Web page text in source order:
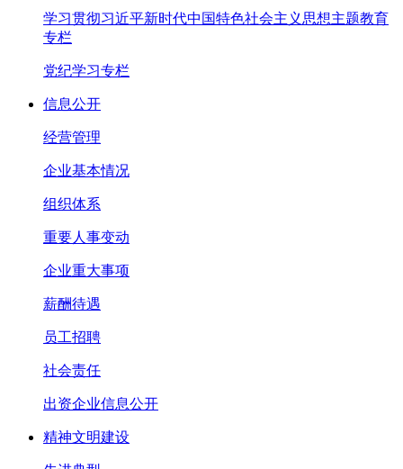
学习贯彻习近平新时代中国特色社会主义思想主题教育
专栏
党纪学习专栏
信息公开
经营管理
企业基本情况
组织体系
重要人事变动
企业重大事项
薪酬待遇
员工招聘
社会责任
出资企业信息公开
精神文明建设